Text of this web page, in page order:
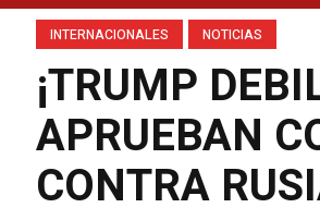
INTERNACIONALES NOTICIAS
¡TRUMP
APRUEBAN
CONTRA